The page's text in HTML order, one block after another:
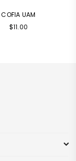
COFIA UAM
Precio
$11.00